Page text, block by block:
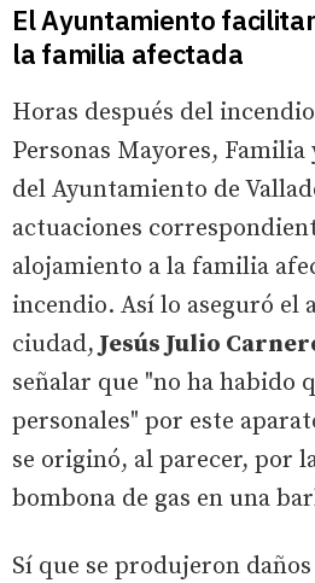
El Ayuntamiento
la familia afectada
Horas después del
Personas Mayores, Familia
del Ayuntamiento de
actuaciones
alojamiento a la familia
incendio. Así lo aseguró el
ciudad, Jesús Julio
señalar que "no ha habido
personales" por este
se originó, al parecer, por
bombona de gas en una
Sí que se produjeron